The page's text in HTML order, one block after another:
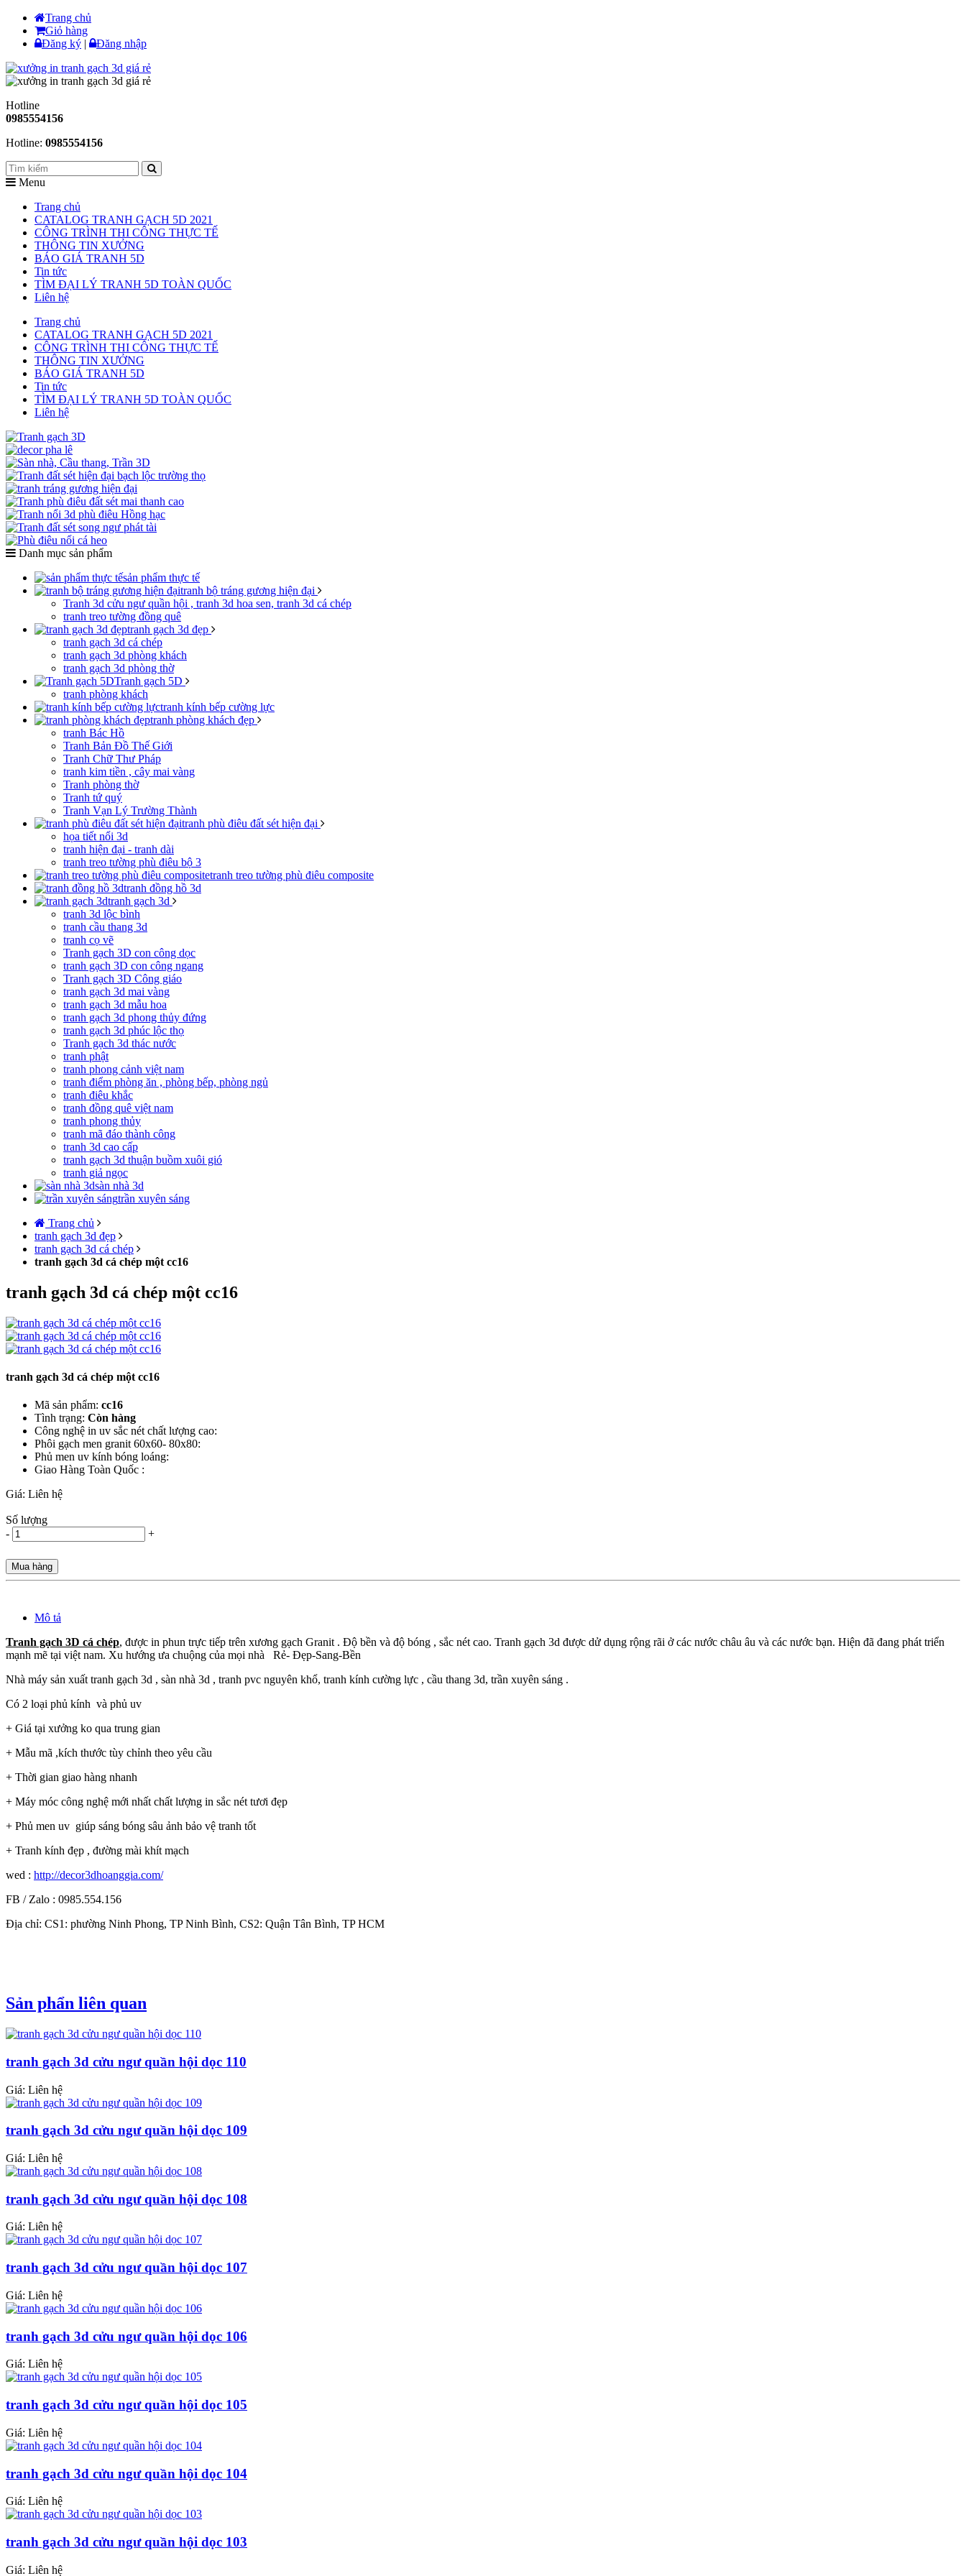
Trang chủ
Giỏ hàng
Đăng ký | Đăng nhập
Hotline
0985554156
Hotline: 0985554156
Menu
Trang chủ
CATALOG TRANH GẠCH 5D 2021
CÔNG TRÌNH THI CÔNG THỰC TẾ
THÔNG TIN XƯỞNG
BÁO GIÁ TRANH 5D
Tin tức
TÌM ĐẠI LÝ TRANH 5D TOÀN QUỐC
Liên hệ
Trang chủ
CATALOG TRANH GẠCH 5D 2021
CÔNG TRÌNH THI CÔNG THỰC TẾ
THÔNG TIN XƯỞNG
BÁO GIÁ TRANH 5D
Tin tức
TÌM ĐẠI LÝ TRANH 5D TOÀN QUỐC
Liên hệ
Danh mục sản phẩm
sản phẩm thực tế
tranh bộ tráng gương hiện đại
Tranh 3d cửu ngư quần hội , tranh 3d hoa sen, tranh 3d cá chép
tranh treo tường đồng quê
tranh gạch 3d đẹp
tranh gạch 3d cá chép
tranh gạch 3d phòng khách
tranh gạch 3d phòng thờ
Tranh gạch 5D
tranh phòng khách
tranh kính bếp cường lực
tranh phòng khách đẹp
tranh Bác Hồ
Tranh Bản Đồ Thế Giới
Tranh Chữ Thư Pháp
tranh kim tiền , cây mai vàng
Tranh phòng thờ
Tranh tứ quý
Tranh Vạn Lý Trường Thành
tranh phù điêu đất sét hiện đại
họa tiết nổi 3d
tranh hiện đại - tranh dài
tranh treo tường phù điêu bộ 3
tranh treo tường phù điêu composite
tranh đồng hồ 3d
tranh gạch 3d
tranh 3d lộc bình
tranh cầu thang 3d
tranh cọ vẽ
Tranh gạch 3D con công dọc
tranh gạch 3D con công ngang
Tranh gạch 3D Công giáo
tranh gạch 3d mai vàng
tranh gạch 3d mẫu hoa
tranh gạch 3d phong thủy đứng
tranh gạch 3d phúc lộc thọ
Tranh gạch 3d thác nước
tranh phật
tranh phong cảnh việt nam
tranh điểm phòng ăn , phòng bếp, phòng ngủ
tranh điêu khắc
tranh đồng quê việt nam
tranh phong thủy
tranh mã đáo thành công
tranh 3d cao cấp
tranh gạch 3d thuận buồm xuôi gió
tranh giả ngọc
sàn nhà 3d
trần xuyên sáng
Trang chủ
tranh gạch 3d đẹp
tranh gạch 3d cá chép
tranh gạch 3d cá chép một cc16
tranh gạch 3d cá chép một cc16
tranh gạch 3d cá chép một cc16
Mã sản phẩm: cc16
Tình trạng: Còn hàng
Công nghệ in uv sắc nét chất lượng cao:
Phôi gạch men granit 60x60- 80x80:
Phủ men uv kính bóng loáng:
Giao Hàng Toàn Quốc :
Giá: Liên hệ
Số lượng
-
+
Mua hàng
Mô tả
Tranh gạch 3D cá chép, được in phun trực tiếp trên xương gạch Granit . Độ bền và độ bóng , sắc nét cao. Tranh gạch 3d được dử dụng rộng rãi ở các nước châu âu và các nước bạn. Hiện đã đang phát triển
mạnh mẽ tại việt nam. Xu hướng ưa chuộng của mọi nhà Rẻ- Đẹp-Sang-Bền
Nhà máy sản xuất tranh gạch 3d , sàn nhà 3d , tranh pvc nguyên khổ, tranh kính cường lực , cầu thang 3d, trần xuyên sáng .
Có 2 loại phủ kính và phủ uv
+ Giá tại xưởng ko qua trung gian
+ Mẫu mã ,kích thước tùy chỉnh theo yêu cầu
+ Thời gian giao hàng nhanh
+ Máy móc công nghệ mới nhất chất lượng in sắc nét tươi đẹp
+ Phủ men uv giúp sáng bóng sâu ảnh bảo vệ tranh tốt
+ Tranh kính đẹp , đường mài khít mạch
wed : http://decor3dhoanggia.com/
FB / Zalo : 0985.554.156
Địa chỉ: CS1: phường Ninh Phong, TP Ninh Bình, CS2: Quận Tân Bình, TP HCM
Sản phẩn liên quan
tranh gạch 3d cửu ngư quần hội dọc 110
Giá: Liên hệ
tranh gạch 3d cửu ngư quần hội dọc 109
Giá: Liên hệ
tranh gạch 3d cửu ngư quần hội dọc 108
Giá: Liên hệ
tranh gạch 3d cửu ngư quần hội dọc 107
Giá: Liên hệ
tranh gạch 3d cửu ngư quần hội dọc 106
Giá: Liên hệ
tranh gạch 3d cửu ngư quần hội dọc 105
Giá: Liên hệ
tranh gạch 3d cửu ngư quần hội dọc 104
Giá: Liên hệ
tranh gạch 3d cửu ngư quần hội dọc 103
Giá: Liên hệ